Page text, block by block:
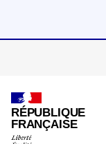
RÉPUBLIQUE
FRANÇAISE